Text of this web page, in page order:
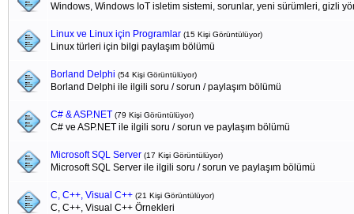
Windows, Windows IoT isletim sistemi, sorunlar, yeni sürümleri, gizli
Linux ve Linux için Programlar (15 Kişi Görüntülüyor)
Linux türleri için bilgi paylaşım bölümü
Borland Delphi (54 Kişi Görüntülüyor)
Borland Delphi ile ilgili soru / sorun / paylaşım bölümü
C# & ASP.NET (79 Kişi Görüntülüyor)
C# ve ASP.NET ile ilgili soru / sorun ve paylaşım bölümü
Microsoft SQL Server (17 Kişi Görüntülüyor)
Microsoft SQL Server ile ilgili soru / sorun ve paylaşım bölümü
C, C++, Visual C++ (21 Kişi Görüntülüyor)
C, C++, Visual C++ Örnekleri